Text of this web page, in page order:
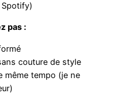
pas :
couture de style
même tempo (je ne